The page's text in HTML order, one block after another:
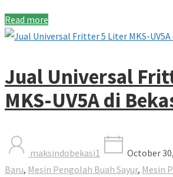
Read more
Jual Universal
MKS-UV5A di
maksindobekasi1 October
Baru, Mesin Pengolah Buah Sayur, Mesin